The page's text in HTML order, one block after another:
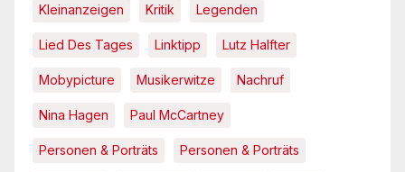
Kleinanzeigen Kritik Legenden
Lied Des Tages Linktipp Lutz Halfter
Mobypicture Musikerwitze Nachruf
Nina Hagen Paul McCartney
Personen & Porträts Personen & Porträts